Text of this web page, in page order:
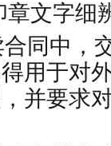
文字细
同中，
用于对
并要求